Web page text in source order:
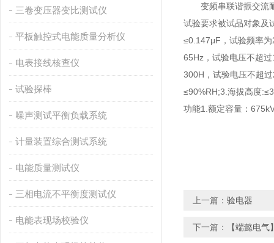
三卷变压器变比测试仪
平板触控式电能质量分析仪
电表接线核查仪
试验探棒
噪声测试平衡负载系统
计量装置综合测试系统
电能质量测试仪
三相电流不平衡度测试仪
电能表现场校验仪
变频串联谐振交流耐
试验要求被试品对象及
≤0.147μF，试验频率
65Hz，试验电压不超
300H，试验电压不超
≤90%RH;3.海拔高度
功能1.额定容量：
上一篇： 验电器
下一篇： 【端懿电